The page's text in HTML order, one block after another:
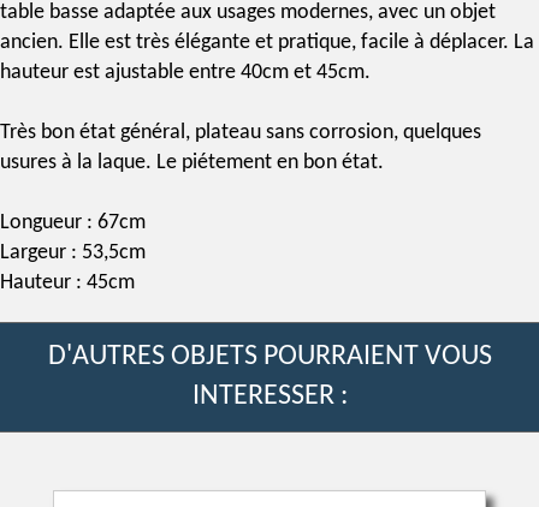
table basse adaptée aux usages modernes, avec un objet
ancien. Elle est très élégante et pratique, facile à déplacer. La
hauteur est ajustable entre 40cm et 45cm.
Très bon état général, plateau sans corrosion, quelques
usures à la laque. Le piétement en bon état.
Longueur : 67cm
Largeur : 53,5cm
Hauteur : 45cm
D'AUTRES OBJETS POURRAIENT VOUS
INTERESSER :